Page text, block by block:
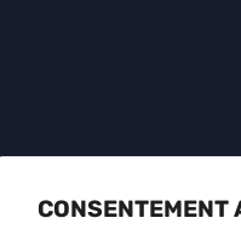
CONSENTEMENT